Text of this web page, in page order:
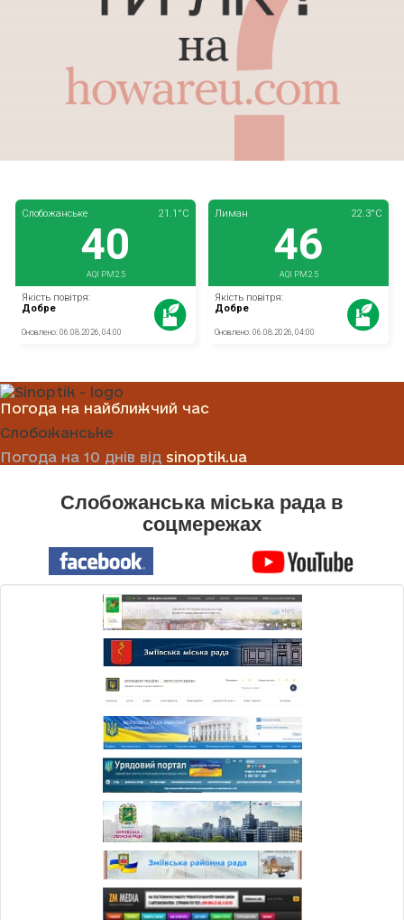
Погода на найближчий час
Слобожанське
Погода на 10 днів від sinoptik.ua
Слобожанська міська рада в
соцмережах